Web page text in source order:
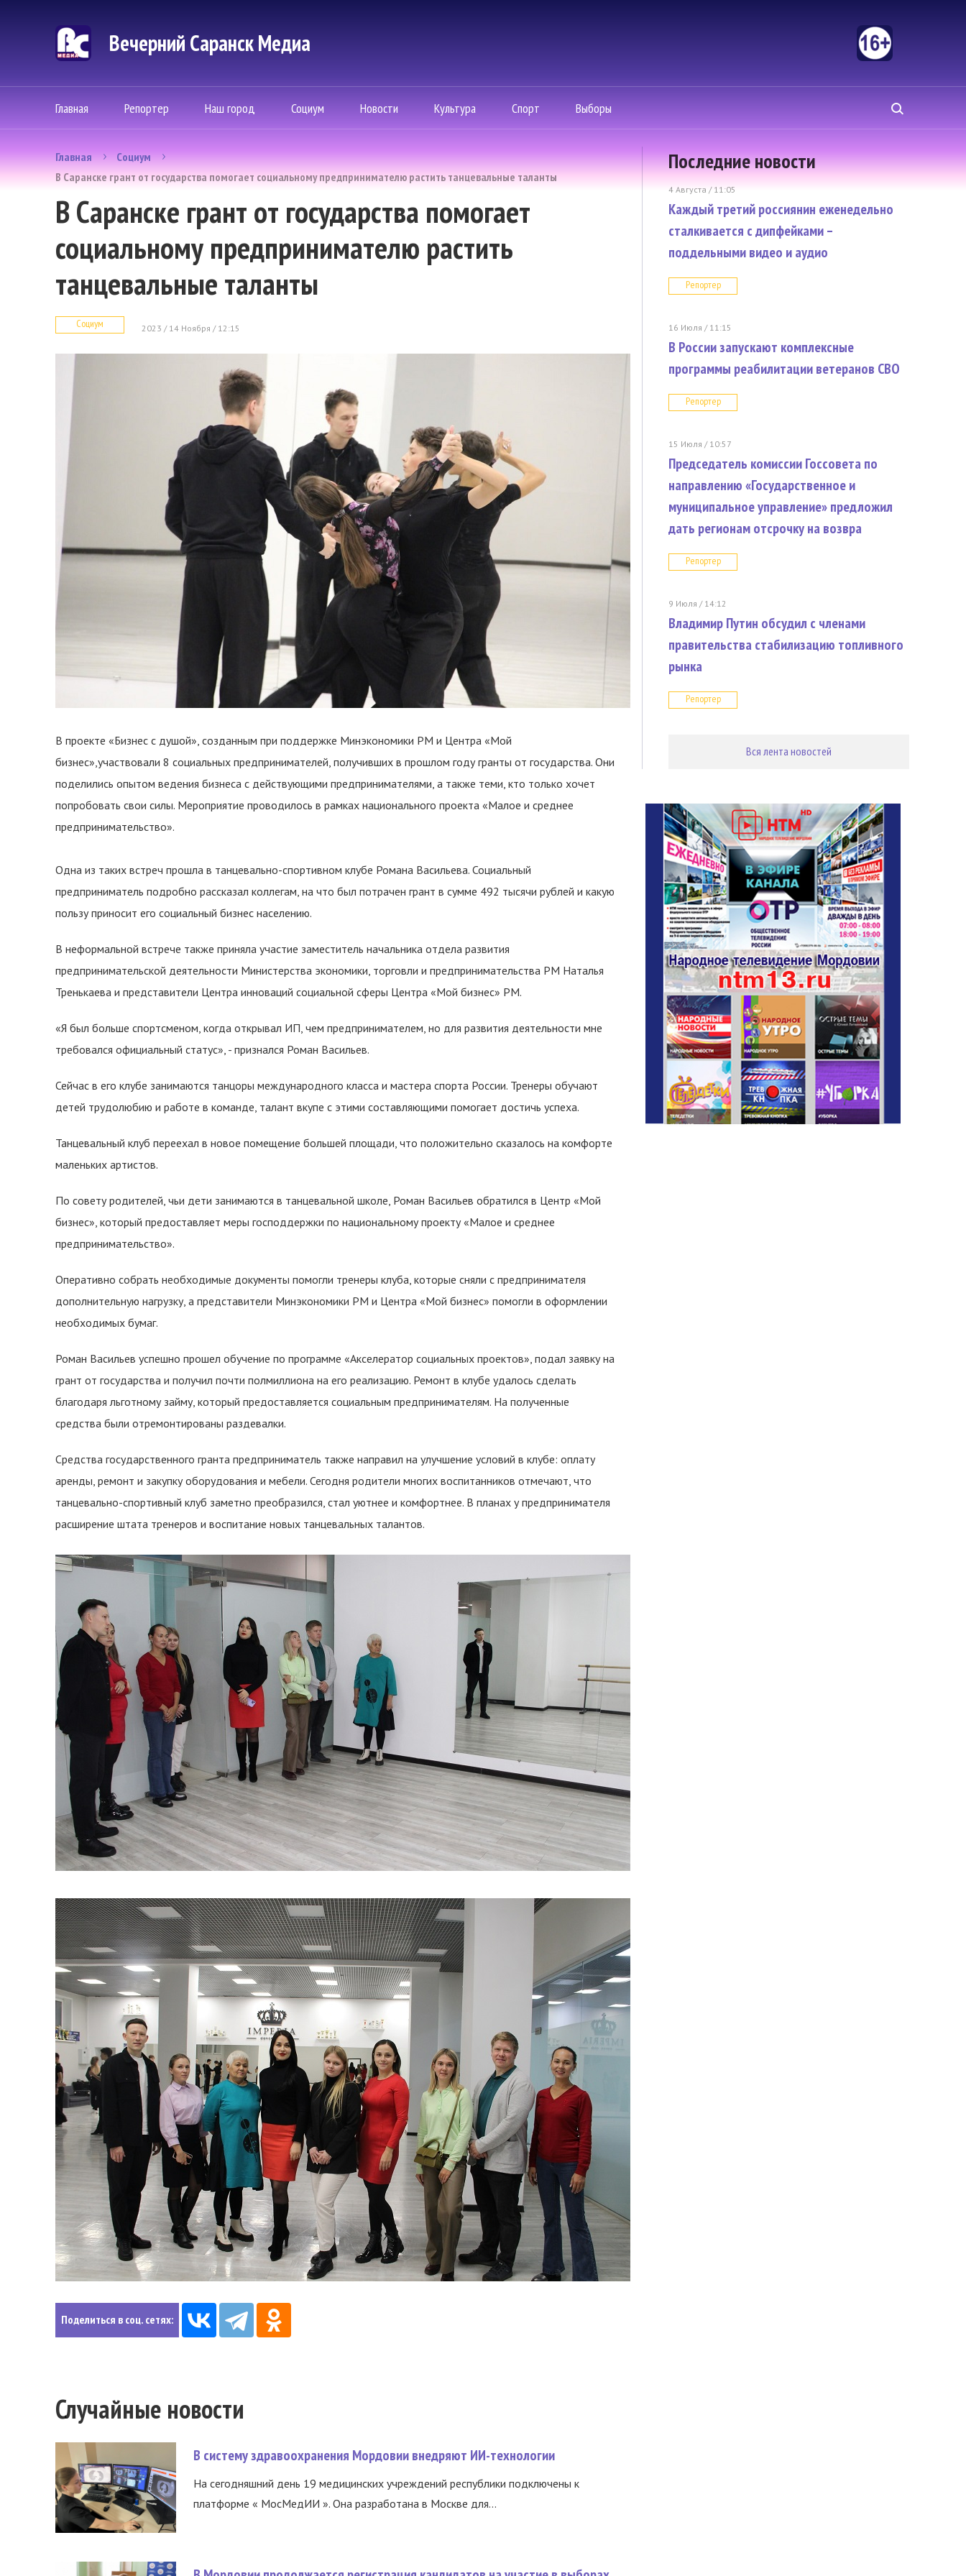
Вечерний Саранск Mедиа
Главная Репортер Наш город Социум Новости Культура Спорт Выборы
Главная
Социум
В Саранске грант от государства помогает социальному предпринимателю растить танцевальные таланты
В Саранске грант от государства помогает
социальному предпринимателю растить
танцевальные таланты
Социум 2023 / 14 Ноября / 12:15
В проекте «Бизнес с душой», созданным при поддержке Минэкономики РМ и Центра «Мой
бизнес»,участвовали 8 социальных предпринимателей, получивших в прошлом году гранты от государства. Они
поделились опытом ведения бизнеса с действующими предпринимателями, а также теми, кто только хочет
попробовать свои силы. Мероприятие проводилось в рамках национального проекта «Малое и среднее
предпринимательство».
Одна из таких встреч прошла в танцевально-спортивном клубе Романа Васильева. Социальный
предприниматель подробно рассказал коллегам, на что был потрачен грант в сумме 492 тысячи рублей и какую
пользу приносит его социальный бизнес населению.
В неформальной встрече также приняла участие заместитель начальника отдела развития
предпринимательской деятельности Министерства экономики, торговли и предпринимательства РМ Наталья
Тренькаева и представители Центра инноваций социальной сферы Центра «Мой бизнес» РМ.
«Я был больше спортсменом, когда открывал ИП, чем предпринимателем, но для развития деятельности мне
требовался официальный статус», - признался Роман Васильев.
Сейчас в его клубе занимаются танцоры международного класса и мастера спорта России. Тренеры обучают
детей трудолюбию и работе в команде, талант вкупе с этими составляющими помогает достичь успеха.
Танцевальный клуб переехал в новое помещение большей площади, что положительно сказалось на комфорте
маленьких артистов.
По совету родителей, чьи дети занимаются в танцевальной школе, Роман Васильев обратился в Центр «Мой
бизнес», который предоставляет меры господдержки по национальному проекту «Малое и среднее
предпринимательство».
Оперативно собрать необходимые документы помогли тренеры клуба, которые сняли с предпринимателя
дополнительную нагрузку, а представители Минэкономики РМ и Центра «Мой бизнес» помогли в оформлении
необходимых бумаг.
Роман Васильев успешно прошел обучение по программе «Акселератор социальных проектов», подал заявку на
грант от государства и получил почти полмиллиона на его реализацию. Ремонт в клубе удалось сделать
благодаря льготному займу, который предоставляется социальным предпринимателям. На полученные
средства были отремонтированы раздевалки.
Средства государственного гранта предприниматель также направил на улучшение условий в клубе: оплату
аренды, ремонт и закупку оборудования и мебели. Сегодня родители многих воспитанников отмечают, что
танцевально-спортивный клуб заметно преобразился, стал уютнее и комфортнее. В планах у предпринимателя
расширение штата тренеров и воспитание новых танцевальных талантов.
Поделиться в соц. сетях:
Случайные новости
В систему здравоохранения Мордовии внедряют ИИ-технологии
На сегодняшний день 19 медицинских учреждений республики подключены к
платформе « МосМедИИ ». Она разработана в Москве для...
Последние новости
4 Августа / 11:05
Каждый третий россиянин еженедельно
сталкивается с дипфейками –
поддельными видео и аудио
Репортер
16 Июля / 11:15
В России запускают комплексные
программы реабилитации ветеранов СВО
Репортер
15 Июля / 10:57
Председатель комиссии Госсовета по
направлению «Государственное и
муниципальное управление» предложил
дать регионам отсрочку на возвра
Репортер
9 Июля / 14:12
Владимир Путин обсудил с членами
правительства стабилизацию топливного
рынка
Репортер
Вся лента новостей